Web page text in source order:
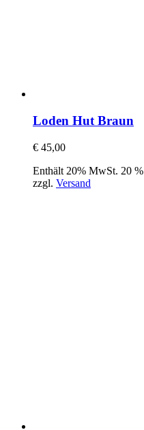
Loden Hut Braun
€ 45,00
Enthält 20% MwSt. 20 %
zzgl. Versand